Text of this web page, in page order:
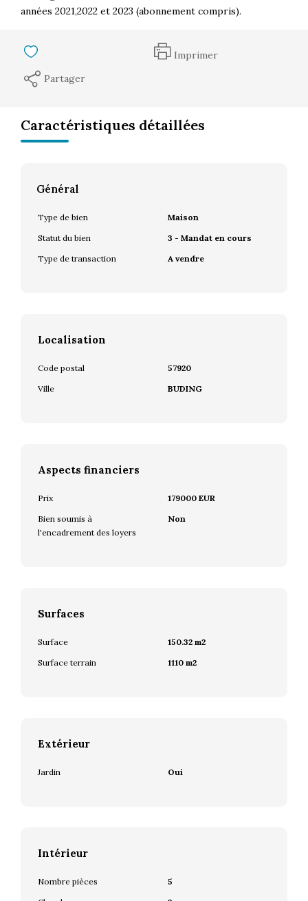
années 2021,2022 et 2023 (abonnement compris).
Imprimer
Partager
Caractéristiques détaillées
Général
Type de bien
Maison
Statut du bien
3 - Mandat en cours
Type de transaction
A vendre
Localisation
Code postal
57920
Ville
BUDING
Aspects financiers
Prix
179000 EUR
Bien soumis à
l'encadrement des loyers
Non
Surfaces
Surface
150.32 m2
Surface terrain
1110 m2
Extérieur
Jardin Oui
Intérieur
Nombre pièces
5